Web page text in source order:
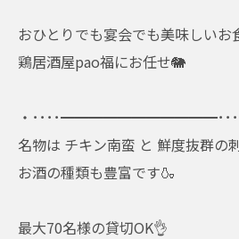
おひとりでも宴会でも美味しいお
鶏居酒屋pao福にお任せ🐘
・････━━━━━━━━━━━･･･
名物は チキン南蛮 と 鮮度抜群の
お酒の種類も豊富です🍶
最大70名様の貸切OK👌